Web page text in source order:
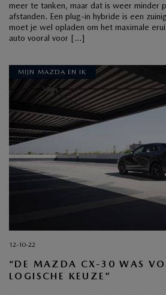
meer te tanken, maar dat is weer minder
afstanden. Een plug-in hybride is een
moet je wel opladen om het maximale
auto vooral voor […]
MIJN MAZDA EN IK
12-10-22
“DE MAZDA CX-30 WAS
LOGISCHE KEUZE”